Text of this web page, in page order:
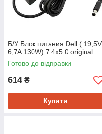
Б/У Блок питания Dell ( 19,5V
6,7A 130W) 7.4x5.0 original
Готово до відправки
614 ₴
Купити